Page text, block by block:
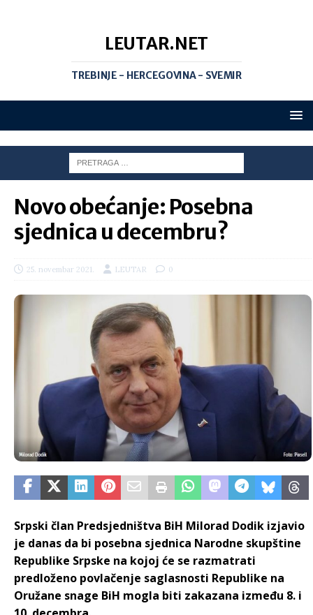
LEUTAR.NET
TREBINJE - HERCEGOVINA - SVEMIR
Novo obećanje: Posebna
sjednica u decembru?
25. novembar 2021. LEUTAR 0
Srpski član Predsjedništva BiH Milorad Dodik izjavio
je danas da bi posebna sjednica Narodne skupštine
Republike Srpske na kojoj će se razmatrati
predloženo povlačenje saglasnosti Republike na
Oružane snage BiH mogla biti zakazana između 8. i